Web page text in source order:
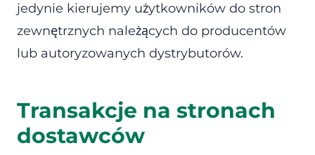
jedynie kierujemy użytkowników do stron
zewnętrznych należących do producentów
lub autoryzowanych dystrybutorów.
Transakcje na stronach
dostawców